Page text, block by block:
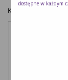
Komentarz
dostępne w każdym